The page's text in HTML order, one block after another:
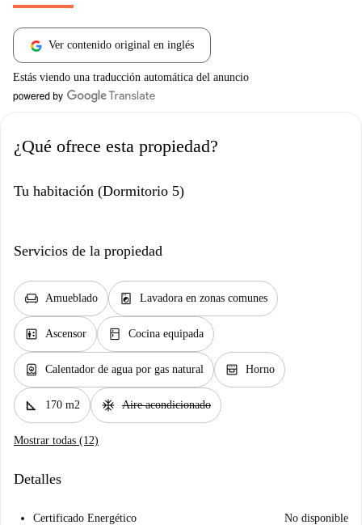
Ver contenido original en inglés
Estás viendo una traducción automática del anuncio
¿Qué ofrece esta propiedad?
Tu habitación (Dormitorio 5)
Servicios de la propiedad
chair Amueblado local_laundry_service Lavadora en zonas comunes
elevator Ascensor kitchen Cocina equipada
water_heater Calentador de agua por gas natural oven_gen Horno
square_foot 170 m2 ac_unit Aire acondicionado
Mostrar todas (12)
Detalles
Certificado Energético No disponible